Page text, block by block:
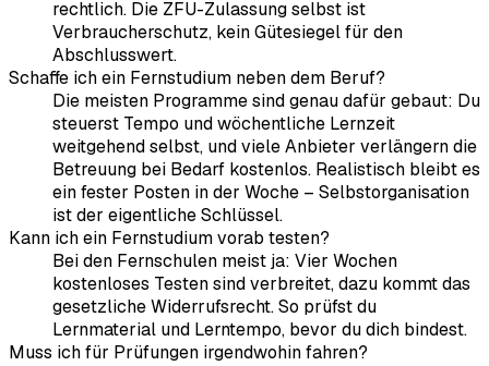
rechtlich. Die ZFU-Zulassung selbst ist
Verbraucherschutz, kein Gütesiegel für den
Abschlusswert.
Schaffe ich ein Fernstudium neben dem Beruf?
Die meisten Programme sind genau dafür gebaut: Du
steuerst Tempo und wöchentliche Lernzeit
weitgehend selbst, und viele Anbieter verlängern die
Betreuung bei Bedarf kostenlos. Realistisch bleibt es
ein fester Posten in der Woche – Selbstorganisation
ist der eigentliche Schlüssel.
Kann ich ein Fernstudium vorab testen?
Bei den Fernschulen meist ja: Vier Wochen
kostenloses Testen sind verbreitet, dazu kommt das
gesetzliche Widerrufsrecht. So prüfst du
Lernmaterial und Lerntempo, bevor du dich bindest.
Muss ich für Prüfungen irgendwohin fahren?